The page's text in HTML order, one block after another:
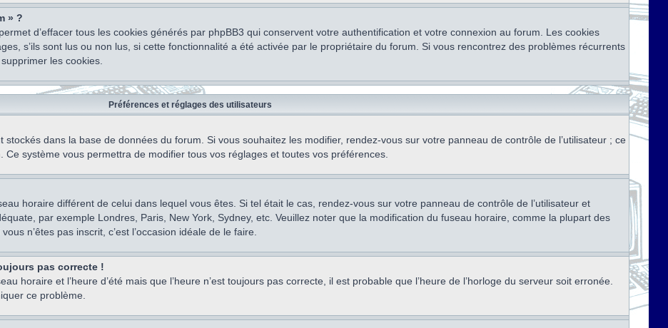
» ?
d’effacer tous les cookies générés par phpBB3 qui conservent votre authentification et votre connexion au forum. Les cookies
s’ils sont lus ou non lus, si cette fonctionnalité a été activée par le propriétaire du forum. Si vous rencontrez des problèmes récurrents
les cookies.
Préférences et réglages des utilisateurs
dans la base de données du forum. Si vous souhaitez les modifier, rendez-vous sur votre panneau de contrôle de l’utilisateur ; ce
système vous permettra de modifier tous vos réglages et toutes vos préférences.
horaire différent de celui dans lequel vous êtes. Si tel était le cas, rendez-vous sur votre panneau de contrôle de l’utilisateur et
par exemple Londres, Paris, New York, Sydney, etc. Veuillez noter que la modification du fuseau horaire, comme la plupart des
n’êtes pas inscrit, c’est l’occasion idéale de le faire.
pas correcte !
horaire et l’heure d’été mais que l’heure n’est toujours pas correcte, il est probable que l’heure de l’horloge du serveur soit erronée.
ce problème.